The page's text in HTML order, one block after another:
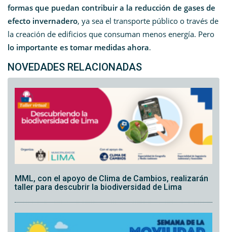
formas que puedan contribuir a la reducción de gases de
efecto invernadero, ya sea el transporte público o través de
la creación de edificios que consuman menos energía. Pero
lo importante es tomar medidas ahora.
NOVEDADES RELACIONADAS
MML, con el apoyo de Clima de Cambios, realizarán
taller para descubrir la biodiversidad de Lima